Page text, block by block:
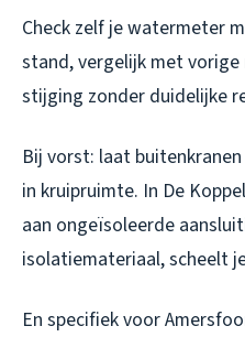
Check zelf je watermeter
stand, vergelijk met vorige
stijging zonder duidelijke
Bij vorst: laat
in kruipruimte. In De
aan ongeïsoleerde
isolatiemateriaal, scheelt
En specifiek voor